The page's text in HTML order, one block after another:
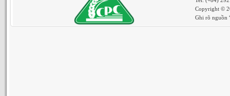
Copyright ©
Ghi rõ nguồn